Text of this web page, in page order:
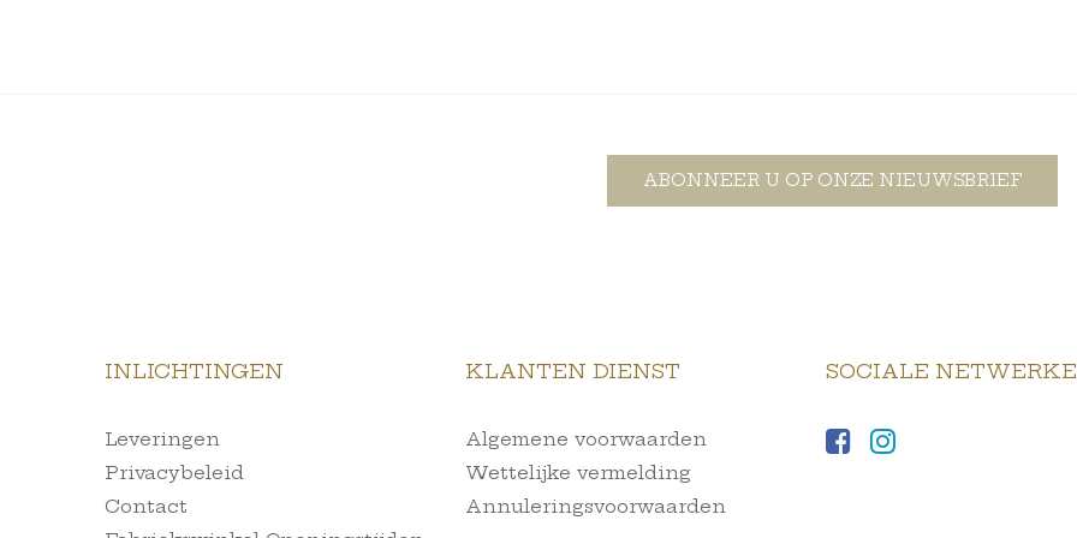
ABONNEER U OP ONZE NIEUWSBRIEF
INLICHTINGEN
Leveringen
Privacybeleid
Contact
KLANTEN DIENST
Algemene voorwaarden
Wettelijke vermelding
Annuleringsvoorwaarden
SOCIALE